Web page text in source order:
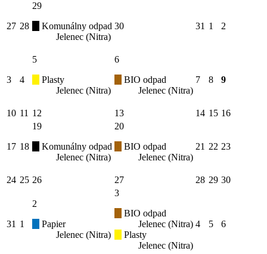
27 28
29
Komunálny odpad
Jelenec (Nitra)
30 31 1 2
3 4
5
Plasty
Jelenec (Nitra)
6
BIO odpad
Jelenec (Nitra)
7 8 9
10 11 12 13 14 15 16
17 18
19
Komunálny odpad
Jelenec (Nitra)
20
BIO odpad
Jelenec (Nitra)
21 22 23
24 25 26 27 28 29 30
31 1
2
Papier
Jelenec (Nitra)
3
BIO odpad
Jelenec (Nitra)
Plasty
Jelenec (Nitra)
4 5 6